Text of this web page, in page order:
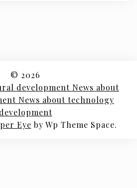
© 2026
development News about
News about technology
development
Eye by Wp Theme Space.